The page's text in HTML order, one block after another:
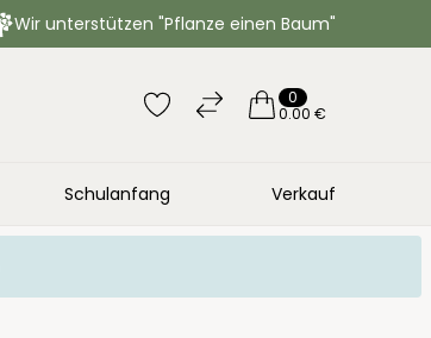
Wir unterstützen "Pflanze einen Baum"
0
0.00 €
Schulanfang Verkauf